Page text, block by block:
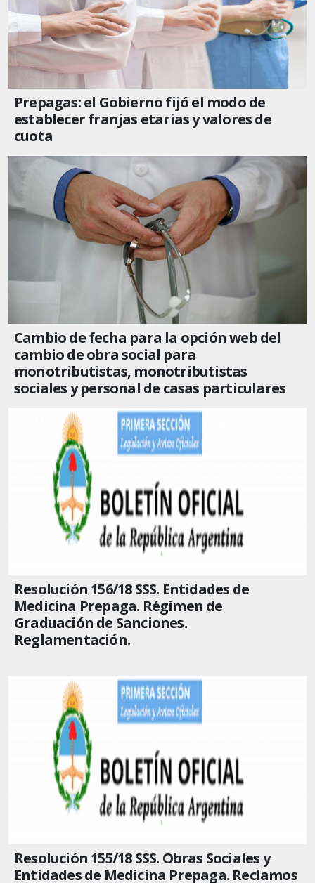
Prepagas: el Gobierno fijó el modo de
establecer franjas etarias y valores de
cuota
Cambio de fecha para la opción web del
cambio de obra social para
monotributistas, monotributistas
sociales y personal de casas particulares
Resolución 156/18 SSS. Entidades de
Medicina Prepaga. Régimen de
Graduación de Sanciones.
Reglamentación.
Resolución 155/18 SSS. Obras Sociales y
Entidades de Medicina Prepaga. Reclamos